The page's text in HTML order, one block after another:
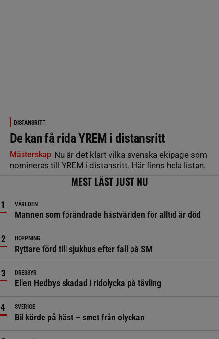
DISTANSRITT
De kan få rida YREM i distansritt
Mästerskap Nu är det klart vilka svenska ekipage som
nomineras till YREM i distansritt. Här finns hela listan.
MEST LÄST JUST NU
VÄRLDEN
Mannen som förändrade hästvärlden för alltid är död
HOPPNING
Ryttare förd till sjukhus efter fall på SM
DRESSYR
Ellen Hedbys skadad i ridolycka på tävling
SVERIGE
Bil körde på häst – smet från olyckan